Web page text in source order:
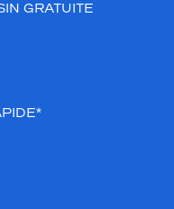
GRATUITE